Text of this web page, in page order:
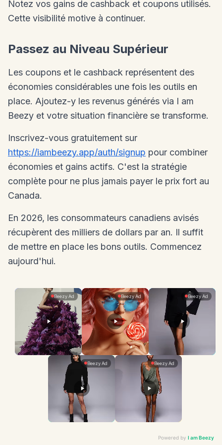
Notez vos gains de cashback et coupons utilisés.
Cette visibilité motive à continuer.
Passez au Niveau Supérieur
Les coupons et le cashback représentent des
économies considérables une fois les outils en
place. Ajoutez-y les revenus générés via I am
Beezy et votre situation financière se transforme.
Inscrivez-vous gratuitement sur
https://iambeezy.app/auth/signup pour combiner
économies et gains actifs. C'est la stratégie
complète pour ne plus jamais payer le prix fort au
Canada.
En 2026, les consommateurs canadiens avisés
récupèrent des milliers de dollars par an. Il suffit
de mettre en place les bons outils. Commencez
aujourd'hui.
Powered by I am Beezy